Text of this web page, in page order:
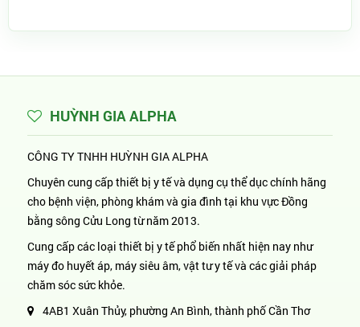
HUỲNH GIA ALPHA
CÔNG TY TNHH HUỲNH GIA ALPHA
Chuyên cung cấp thiết bị y tế và dụng cụ thể dục chính hãng
cho bệnh viện, phòng khám và gia đình tại khu vực Đồng
bằng sông Cửu Long từ năm 2013.
Cung cấp các loại thiết bị y tế phổ biến nhất hiện nay như
máy đo huyết áp, máy siêu âm, vật tư y tế và các giải pháp
chăm sóc sức khỏe.
4AB1 Xuân Thủy, phường An Bình, thành phố Cần Thơ